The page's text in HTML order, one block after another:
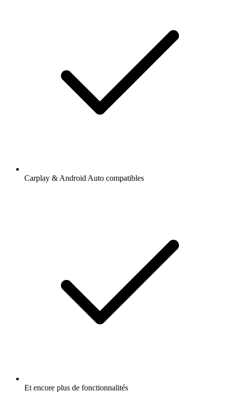
Carplay & Android Auto compatibles
Et encore plus de fonctionnalités